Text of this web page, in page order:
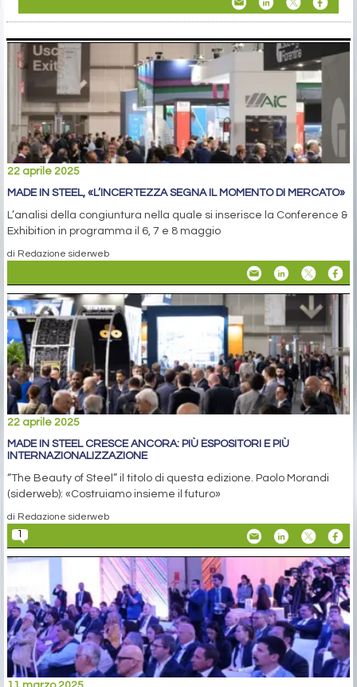
22 aprile 2025
MADE IN STEEL, «L’INCERTEZZA SEGNA IL MOMENTO DI MERCATO»
L’analisi della congiuntura nella quale si inserisce la Conference &
Exhibition in programma il 6, 7 e 8 maggio
di Redazione siderweb
22 aprile 2025
MADE IN STEEL CRESCE ANCORA: PIÙ ESPOSITORI E PIÙ
INTERNAZIONALIZZAZIONE
“The Beauty of Steel” il titolo di questa edizione. Paolo Morandi
(siderweb): «Costruiamo insieme il futuro»
di Redazione siderweb
1